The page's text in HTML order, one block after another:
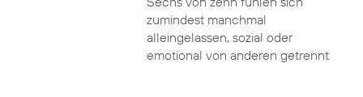
zumindest manchmal
alleingelassen, sozial oder
emotional von anderen getrennt